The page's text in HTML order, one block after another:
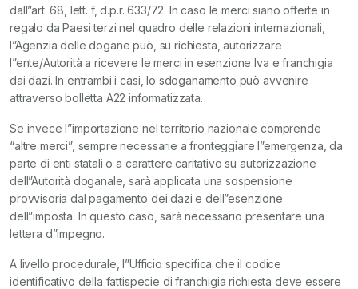
dall”art. 68, lett. f, d.p.r. 633/72. In caso le merci siano offerte in
regalo da Paesi terzi nel quadro delle relazioni internazionali,
l”Agenzia delle dogane può, su richiesta, autorizzare
l”ente/Autorità a ricevere le merci in esenzione Iva e franchigia
dai dazi. In entrambi i casi, lo sdoganamento può avvenire
attraverso bolletta A22 informatizzata.
Se invece l”importazione nel territorio nazionale comprende
“altre merci”, sempre necessarie a fronteggiare l”emergenza, da
parte di enti statali o a carattere caritativo su autorizzazione
dell”Autorità doganale, sarà applicata una sospensione
provvisoria dal pagamento dei dazi e dell”esenzione
dell”imposta. In questo caso, sarà necessario presentare una
lettera d”impegno.
A livello procedurale, l”Ufficio specifica che il codice
identificativo della fattispecie di franchigia richiesta deve essere